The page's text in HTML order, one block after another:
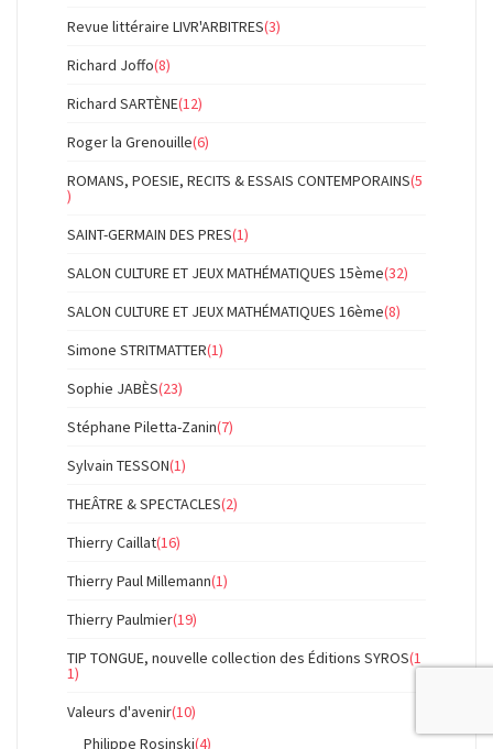
Revue littéraire LIVR'ARBITRES(3)
Richard Joffo(8)
Richard SARTÈNE(12)
Roger la Grenouille(6)
ROMANS, POESIE, RECITS & ESSAIS CONTEMPORAINS(5
)
SAINT-GERMAIN DES PRES(1)
SALON CULTURE ET JEUX MATHÉMATIQUES 15ème(32)
SALON CULTURE ET JEUX MATHÉMATIQUES 16ème(8)
Simone STRITMATTER(1)
Sophie JABÈS(23)
Stéphane Piletta-Zanin(7)
Sylvain TESSON(1)
THEÂTRE & SPECTACLES(2)
Thierry Caillat(16)
Thierry Paul Millemann(1)
Thierry Paulmier(19)
TIP TONGUE, nouvelle collection des Éditions SYROS(1
1)
Valeurs d'avenir(10)
Philippe Rosinski(4)